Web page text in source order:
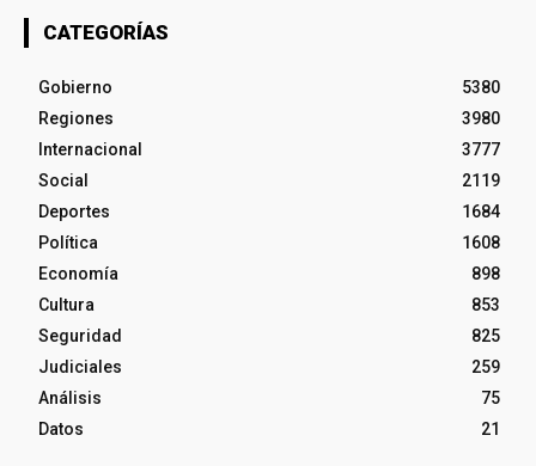
CATEGORÍAS
Gobierno
5380
Regiones
3980
Internacional
3777
Social
2119
Deportes
1684
Política
1608
Economía
898
Cultura
853
Seguridad
825
Judiciales
259
Análisis
75
Datos
21